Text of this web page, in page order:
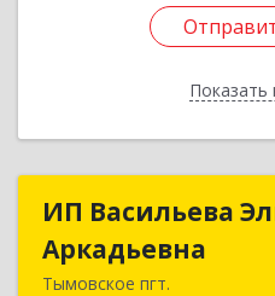
Показать
ИП Васильева
Аркадьевна
Тымовское пгт.
ИП